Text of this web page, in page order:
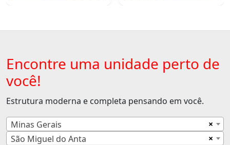
Encontre uma unidade perto de
você!
Estrutura moderna e completa pensando em você.
×
Minas Gerais
×
São Miguel do Anta